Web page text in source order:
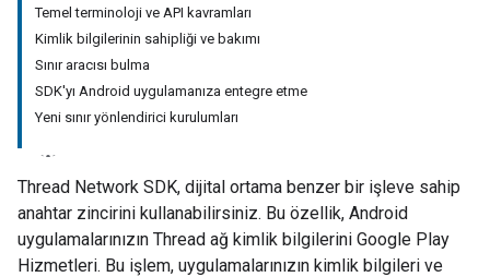
Temel terminoloji ve API kavramları
Kimlik bilgilerinin sahipliği ve bakımı
Sınır aracısı bulma
SDK'yı Android uygulamanıza entegre etme
Yeni sınır yönlendirici kurulumları
Thread Network SDK, dijital ortama benzer bir işleve sahip
anahtar zincirini kullanabilirsiniz. Bu özellik, Android
uygulamalarınızın Thread ağ kimlik bilgilerini Google Play
Hizmetleri. Bu işlem, uygulamalarınızın kimlik bilgileri ve